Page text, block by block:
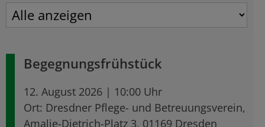
Begegnungsfrühstück
12. August 2026 | 10:00 Uhr
Ort: Dresdner Pflege- und Betreuungsverein,
Amalie-Dietrich-Platz 3, 01169 Dresden